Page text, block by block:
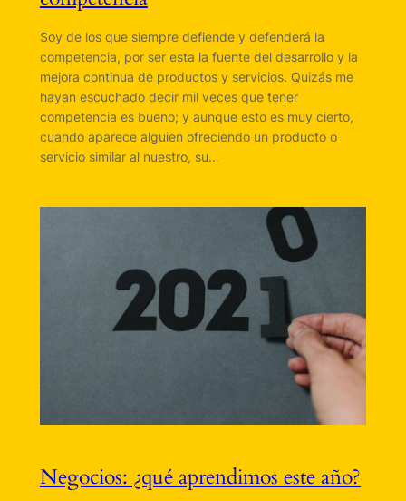
Soy de los que siempre defiende y defenderá la
competencia, por ser esta la fuente del desarrollo y la
mejora continua de productos y servicios. Quizás me
hayan escuchado decir mil veces que tener
competencia es bueno; y aunque esto es muy cierto,
cuando aparece alguien ofreciendo un producto o
servicio similar al nuestro, su…
Negocios: ¿qué aprendimos este año?